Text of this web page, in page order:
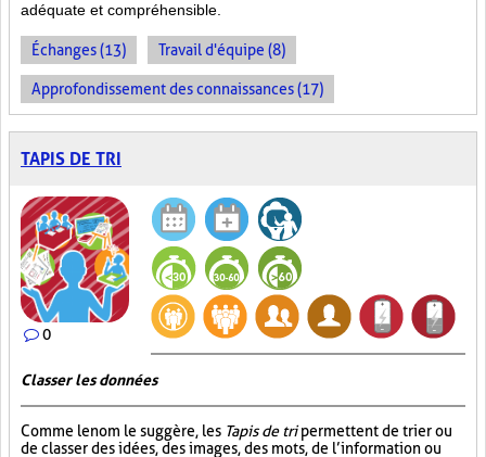
adéquate et compréhensible.
Échanges (13) Travail d'équipe (8)
Approfondissement des connaissances (17)
TAPIS DE TRI
0
Classer les données
Comme le nom le suggère, les Tapis de tripermettent de trier ou
de classer des idées, des images, des mots, de l’information ou